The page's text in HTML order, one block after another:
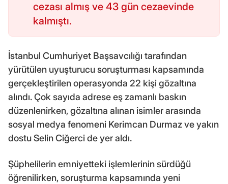
cezası almış ve 43 gün cezaevinde
kalmıştı.
İstanbul Cumhuriyet Başsavcılığı tarafından
yürütülen uyuşturucu soruşturması kapsamında
gerçekleştirilen operasyonda 22 kişi gözaltına
alındı. Çok sayıda adrese eş zamanlı baskın
düzenlenirken, gözaltına alınan isimler arasında
sosyal medya fenomeni Kerimcan Durmaz ve yakın
dostu Selin Ciğerci de yer aldı.
Şüphelilerin emniyetteki işlemlerinin sürdüğü
öğrenilirken, soruşturma kapsamında yeni